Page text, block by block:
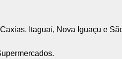
Itaguaí, Nova Iguaçu e